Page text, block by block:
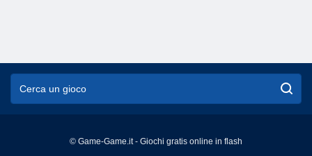
© Game-Game.it - Giochi gratis online in flash